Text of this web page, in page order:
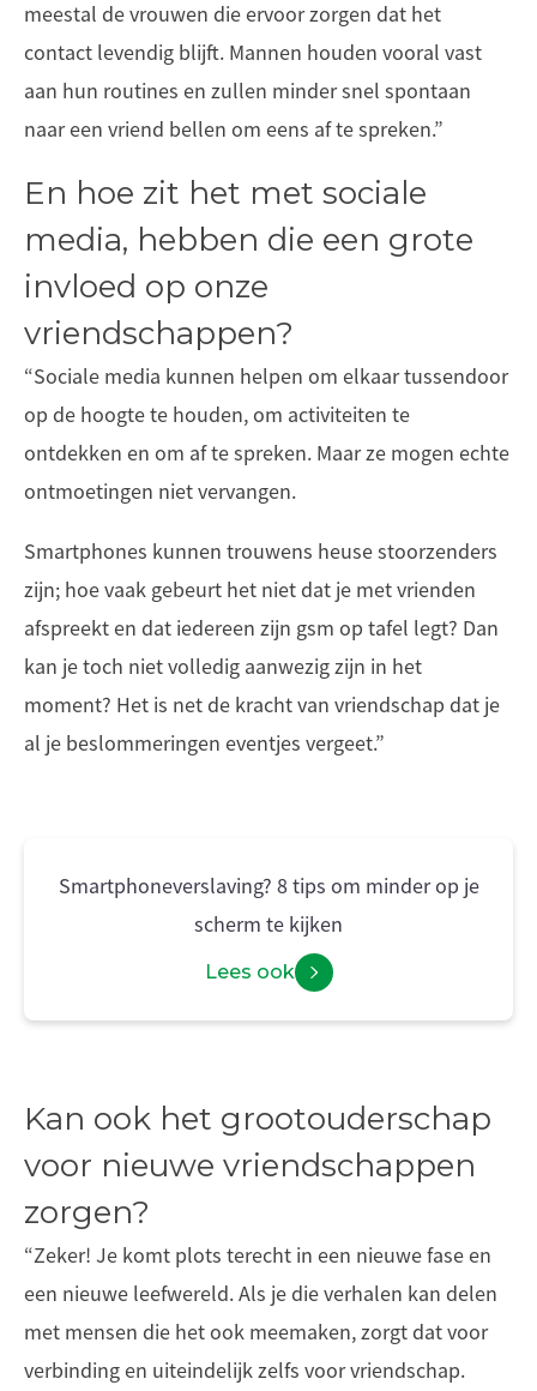
meestal de vrouwen die ervoor zorgen dat het
contact levendig blijft. Mannen houden vooral vast
aan hun routines en zullen minder snel spontaan
naar een vriend bellen om eens af te spreken.”
En hoe zit het met sociale
media, hebben die een grote
invloed op onze
vriendschappen?
“Sociale media kunnen helpen om elkaar tussendoor
op de hoogte te houden, om activiteiten te
ontdekken en om af te spreken. Maar ze mogen echte
ontmoetingen niet vervangen.
Smartphones kunnen trouwens heuse stoorzenders
zijn; hoe vaak gebeurt het niet dat je met vrienden
afspreekt en dat iedereen zijn gsm op tafel legt? Dan
kan je toch niet volledig aanwezig zijn in het
moment? Het is net de kracht van vriendschap dat je
al je beslommeringen eventjes vergeet.”
Smartphoneverslaving? 8 tips om minder op je
scherm te kijken
Lees ook
Kan ook het grootouderschap
voor nieuwe vriendschappen
zorgen?
“Zeker! Je komt plots terecht in een nieuwe fase en
een nieuwe leefwereld. Als je die verhalen kan delen
met mensen die het ook meemaken, zorgt dat voor
verbinding en uiteindelijk zelfs voor vriendschap.